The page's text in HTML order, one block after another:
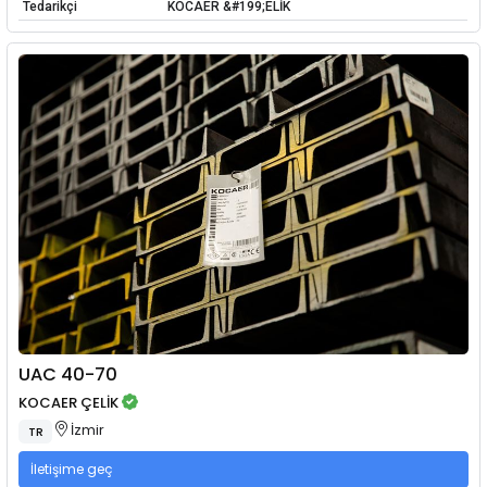
Tedarikçi
KOCAER &#199;ELİK
UAC 40-70
KOCAER ÇELİK
TR İzmir
İletişime geç